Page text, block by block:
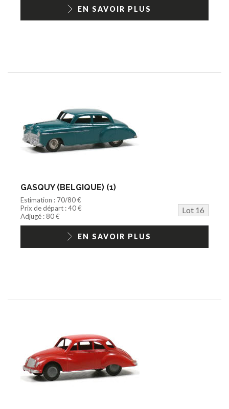
EN SAVOIR PLUS
GASQUY (BELGIQUE) (1)
Estimation : 70/80 €
Prix de départ : 40 €
Lot 16
Adjugé : 80 €
EN SAVOIR PLUS